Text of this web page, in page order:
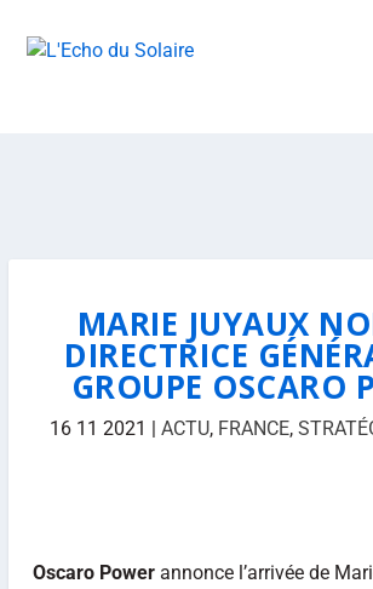
MARIE JUYAUX
DIRECTRICE
GROUPE OSCARO
16 11 2021 |ACTU, FRANCE,
Oscaro Powerannonce l’arrivée de